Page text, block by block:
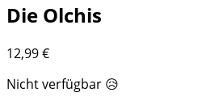
Die Olchis
12,99€
Nicht verfügbar 😥